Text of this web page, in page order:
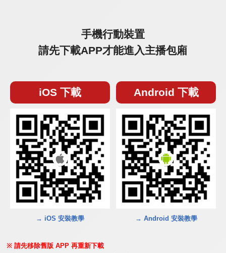
手機行動裝置
請先下載APP才能進入主播包廂
iOS 下載
→ iOS 安裝教學
Android 下載
→ Android 安裝教學
請先移除舊版 APP 再重新下載